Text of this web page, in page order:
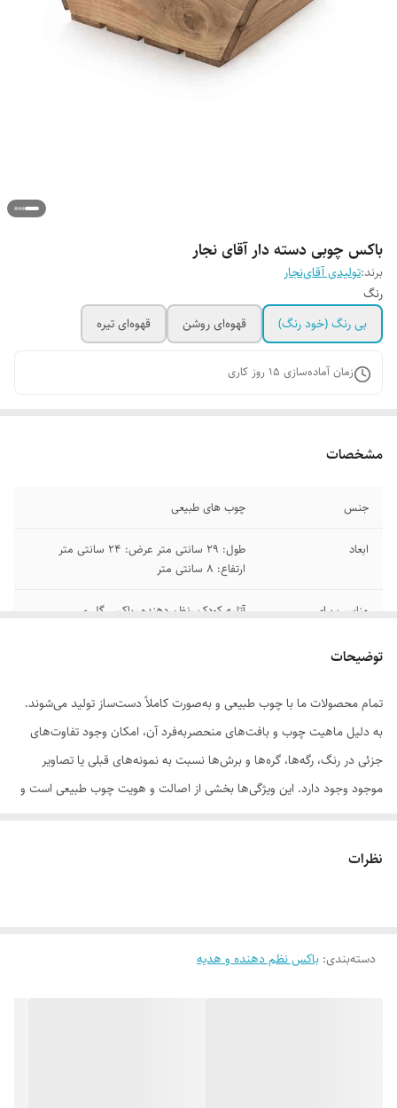
باکس چوبی دسته دار آقای نجار
برند:تولیدی آقای‌نجار
رنگ
بی رنگ (خود رنگ)
قهوه‌ای روشن قهوه‌ای تیره
زمان آماده‌سازی 15 روز کاری
مشخصات
جنس چوب های طبیعی
ابعاد
طول: 29 سانتی متر عرض: 24 سانتی متر
ارتفاع: ۸ سانتی متر
مناسب برای آتلیه کودک ،نظم دهنده ،باکس گل و.....
توضیحات
تمام محصولات ما با چوب طبیعی و به‌صورت کاملاً دست‌ساز تولید می‌شوند.
به دلیل ماهیت چوب و بافت‌های منحصر‌به‌فرد آن، امکان وجود تفاوت‌های
جزئی در رنگ، رگه‌ها، گره‌ها و برش‌ها نسبت به نمونه‌های قبلی یا تصاویر
موجود وجود دارد. این ویژگی‌ها بخشی از اصالت و هویت چوب طبیعی است و
سفارش به‌منزله‌ی پذیرش این موارد و آگاهی از ویژگی‌های طبیعی چوب هست
نظرات
دسته‌بندی: باکس نظم دهنده و هدیه